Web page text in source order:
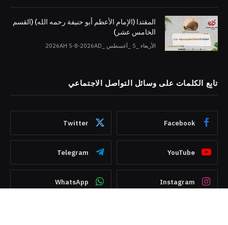
المقتدا (الإمام الأعظم أبو حنيفة رحمه الله) (القسم
الخامس عشر)
الأربعاء _5 _أغسطس _2026AH 5-8-2026AD
تابِع الكلمات على وسائل التواصل الاجتماعي
Facebook
Twitter
YouTube
Telegram
Instagram
WhatsApp